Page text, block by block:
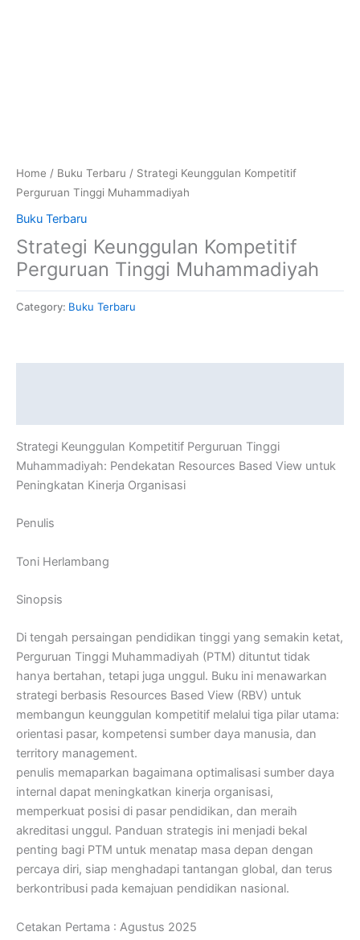
Home / Buku Terbaru / Strategi Keunggulan Kompetitif
Perguruan Tinggi Muhammadiyah
Buku Terbaru
Strategi Keunggulan Kompetitif
Perguruan Tinggi Muhammadiyah
Category: Buku Terbaru
Strategi Keunggulan Kompetitif Perguruan Tinggi
Muhammadiyah: Pendekatan Resources Based View untuk
Peningkatan Kinerja Organisasi
Penulis
Toni Herlambang
Sinopsis
Di tengah persaingan pendidikan tinggi yang semakin ketat,
Perguruan Tinggi Muhammadiyah (PTM) dituntut tidak
hanya bertahan, tetapi juga unggul. Buku ini menawarkan
strategi berbasis Resources Based View (RBV) untuk
membangun keunggulan kompetitif melalui tiga pilar utama:
orientasi pasar, kompetensi sumber daya manusia, dan
territory management.
penulis memaparkan bagaimana optimalisasi sumber daya
internal dapat meningkatkan kinerja organisasi,
memperkuat posisi di pasar pendidikan, dan meraih
akreditasi unggul. Panduan strategis ini menjadi bekal
penting bagi PTM untuk menatap masa depan dengan
percaya diri, siap menghadapi tantangan global, dan terus
berkontribusi pada kemajuan pendidikan nasional.
Cetakan Pertama : Agustus 2025